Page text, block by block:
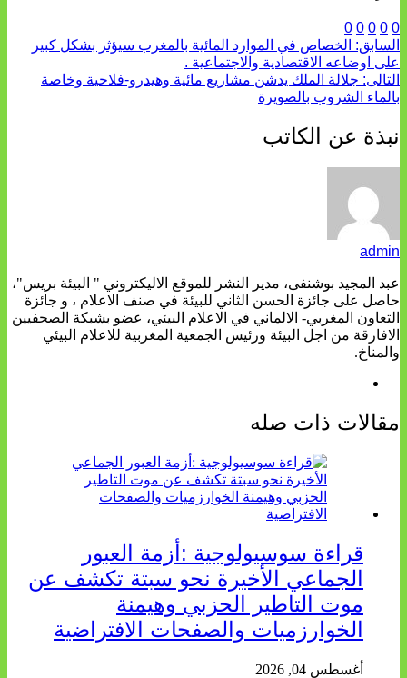
0
0
0
0
0
السابق: الخصاص في الموارد المائية بالمغرب سيؤثر بشكل كبير
على اوضاعه الاقتصادية والاجتماعية .
التالى: جلالة الملك يدشن مشاريع مائية وهيدرو-فلاحية وخاصة
بالماء الشروب بالصويرة
نبذة عن الكاتب
admin
عبد المجيد بوشنفى، مدير النشر للموقع الاليكتروني " البيئة بريس"،
حاصل على جائزة الحسن الثاني للبيئة في صنف الاعلام ، و جائزة
التعاون المغربي- الالماني في الاعلام البيئي، عضو بشبكة الصحفيين
الافارقة من اجل البيئة ورئيس الجمعية المغربية للاعلام البيئي
والمناخ.
مقالات ذات صله
قراءة سوسيولوجية :أزمة العبور
الجماعي الأخيرة نحو سبتة تكشف عن
موت التاطير الحزبي وهيمنة
الخوارزميات والصفحات الافتراضية
أغسطس 04, 2026